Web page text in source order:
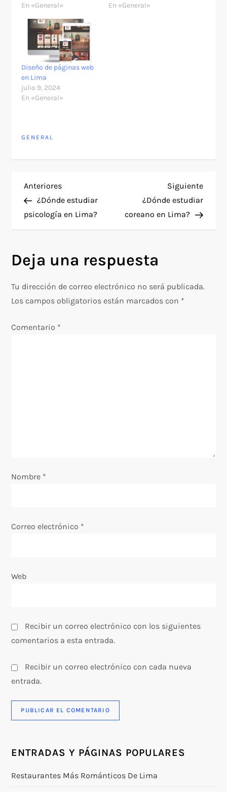
En «General»
En «General»
Diseño de páginas web
en Lima
julio 9, 2024
En «General»
GENERAL
N
a
e
g
a
c
e
t
a
a
s
Entrada
anterior
Anteriores
¿Dónde estudiar
psicología en Lima?
Siguiente
¿Dónde estudiar
coreano en Lima?
Deja una respuesta
Tu dirección de correo electrónico no será publicada.
Los campos obligatorios están marcados con *
Comentario *
Nombre *
Correo electrónico *
Web
Recibir un correo electrónico con los siguientes
comentarios a esta entrada.
Recibir un correo electrónico con cada nueva
entrada.
ENTRADAS Y PÁGINAS POPULARES
Restaurantes Más Románticos De Lima